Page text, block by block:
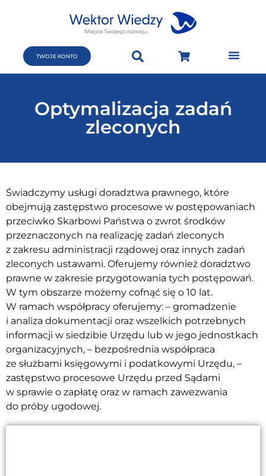
TWOJE KONTO
Optymalizacja zadań
zleconych
Świadczymy usługi doradztwa prawnego, które
obejmują zastępstwo procesowe w postępowaniach
przeciwko Skarbowi Państwa o zwrot środków
przeznaczonych na realizację zadań zleconych
z zakresu administracji rządowej oraz innych zadań
zleconych ustawami. Oferujemy również doradztwo
prawne w zakresie przygotowania tych postępowań.
W tym obszarze możemy cofnąć się o 10 lat.
W ramach współpracy oferujemy: – gromadzenie
i analiza dokumentacji oraz wszelkich potrzebnych
informacji w siedzibie Urzędu lub w jego jednostkach
organizacyjnych, – bezpośrednia współpraca
ze służbami księgowymi i podatkowymi Urzędu, –
zastępstwo procesowe Urzędu przed Sądami
w sprawie o zapłatę oraz w ramach zawezwania
do próby ugodowej.